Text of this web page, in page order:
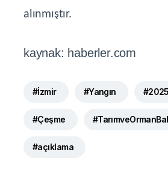
alınmıştır.
kaynak: haberler.com
#İzmir #Yangın #2025
#Çeşme
#açıklama